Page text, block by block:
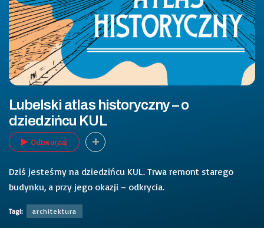
Lubelski atlas historyczny – o
dziedzińcu KUL
Odtwarzaj
Dziś jesteśmy na dziedzińcu KUL. Trwa remont starego
budynku, a przy jego okazji – odkrycia.
Tagi: architektura